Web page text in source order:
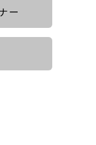
ー